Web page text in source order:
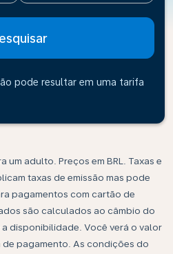
pode resultar em uma tarifa
um adulto. Preços em BRL. Taxas e
taxas de emissão mas pode
pagamentos com cartão de
são calculados ao câmbio do
disponibilidade. Você verá o valor
pagamento. As condições do